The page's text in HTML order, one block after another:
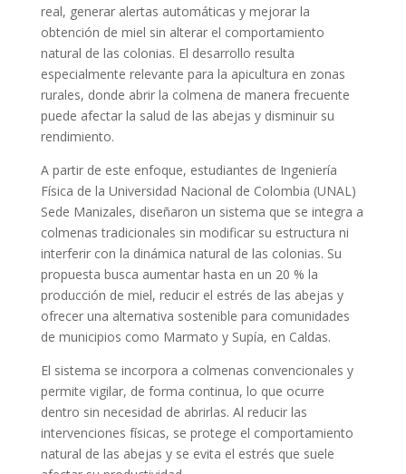
real, generar alertas automáticas y mejorar la
obtención de miel sin alterar el comportamiento
natural de las colonias. El desarrollo resulta
especialmente relevante para la apicultura en zonas
rurales, donde abrir la colmena de manera frecuente
puede afectar la salud de las abejas y disminuir su
rendimiento.
A partir de este enfoque, estudiantes de Ingeniería
Física de la Universidad Nacional de Colombia (UNAL)
Sede Manizales, diseñaron un sistema que se integra a
colmenas tradicionales sin modificar su estructura ni
interferir con la dinámica natural de las colonias. Su
propuesta busca aumentar hasta en un 20 % la
producción de miel, reducir el estrés de las abejas y
ofrecer una alternativa sostenible para comunidades
de municipios como Marmato y Supía, en Caldas.
El sistema se incorpora a colmenas convencionales y
permite vigilar, de forma continua, lo que ocurre
dentro sin necesidad de abrirlas. Al reducir las
intervenciones físicas, se protege el comportamiento
natural de las abejas y se evita el estrés que suele